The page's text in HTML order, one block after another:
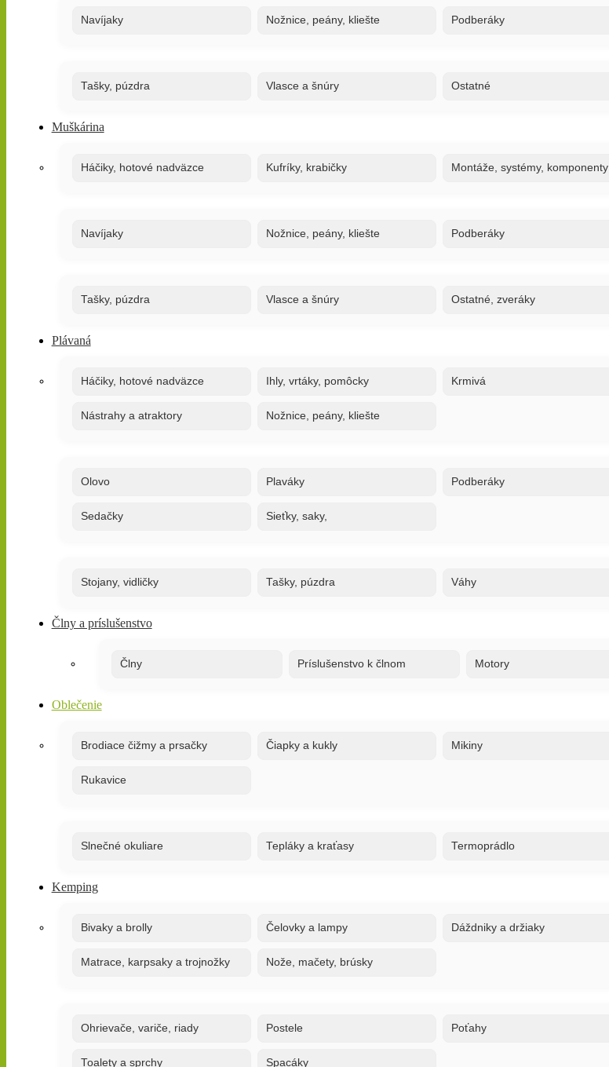
Navíjaky Nožnice, peány, kliešte Podberáky
Tašky, púzdra Vlasce a šnúry Ostatné
Muškárina
Háčiky, hotové nadväzce Kufríky, krabičky Montáže, systémy, komponenty
Navíjaky Nožnice, peány, kliešte Podberáky
Tašky, púzdra Vlasce a šnúry Ostatné, zveráky
Plávaná
Háčiky, hotové nadväzce Ihly, vrtáky, pomôcky Krmivá
Nástrahy a atraktory Nožnice, peány, kliešte
Olovo Plaváky Podberáky
Sedačky Sieťky, saky,
Stojany, vidličky Tašky, púzdra Váhy
Člny a príslušenstvo
Člny Príslušenstvo k člnom Motory
Oblečenie
Brodiace čižmy a prsačky Čiapky a kukly Mikiny
Rukavice
Slnečné okuliare Tepláky a kraťasy Termoprádlo
Kemping
Bivaky a brolly Čelovky a lampy Dáždniky a držiaky
Matrace, karpsaky a trojnožky Nože, mačety, brúsky
Ohrievače, variče, riady Postele Poťahy
Toalety a sprchy Spacáky